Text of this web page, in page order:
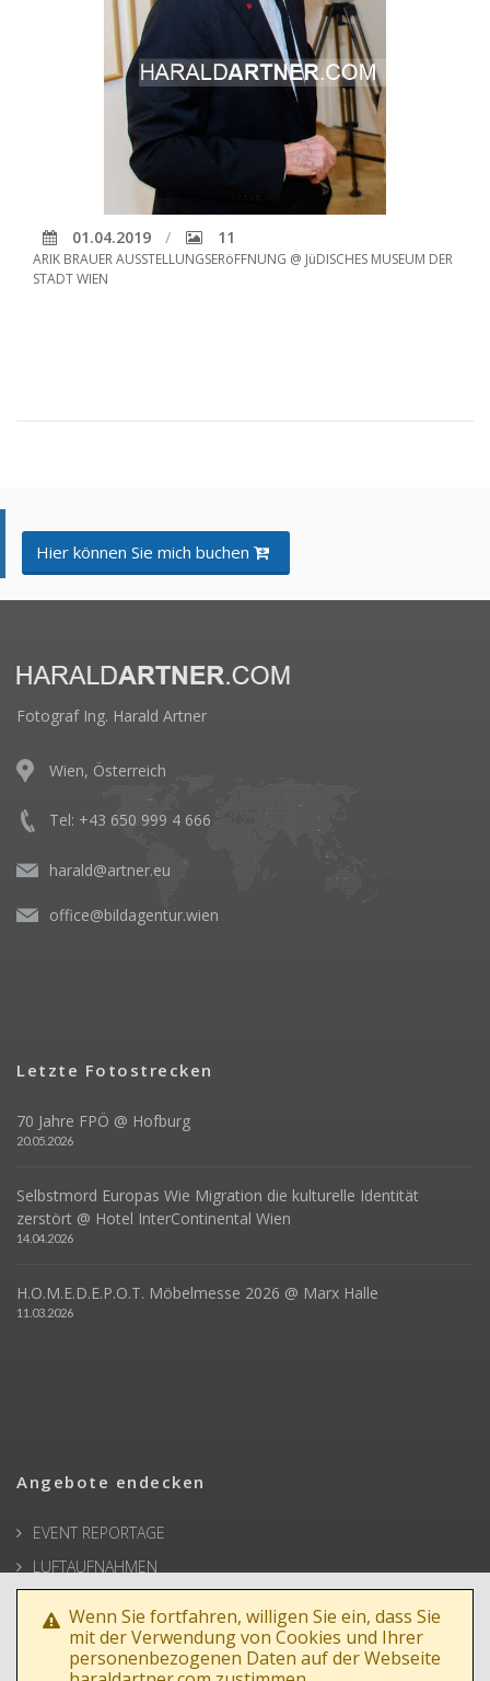
01.04.2019 11
ARIK BRAUER AUSSTELLUNGSERöFFNUNG @ JüDISCHES MUSEUM DER
STADT WIEN
Hier können Sie mich buchen
Fotograf Ing. Harald Artner
Wien, Österreich
Tel: +43 650 999 4 666
harald@artner.eu
office@bildagentur.wien
Letzte Fotostrecken
70 Jahre FPÖ @ Hofburg
20.05.2026
Selbstmord Europas Wie Migration die kulturelle Identität
zerstört @ Hotel InterContinental Wien
14.04.2026
H.O.M.E.D.E.P.O.T. Möbelmesse 2026 @ Marx Halle
11.03.2026
Angebote endecken
EVENT REPORTAGE
LUFTAUFNAHMEN
BUSINESSPORTRAIT
WERBEFOTOS
Wenn Sie fortfahren, willigen Sie ein, dass Sie
mit der Verwendung von Cookies und Ihrer
personenbezogenen Daten auf der Webseite